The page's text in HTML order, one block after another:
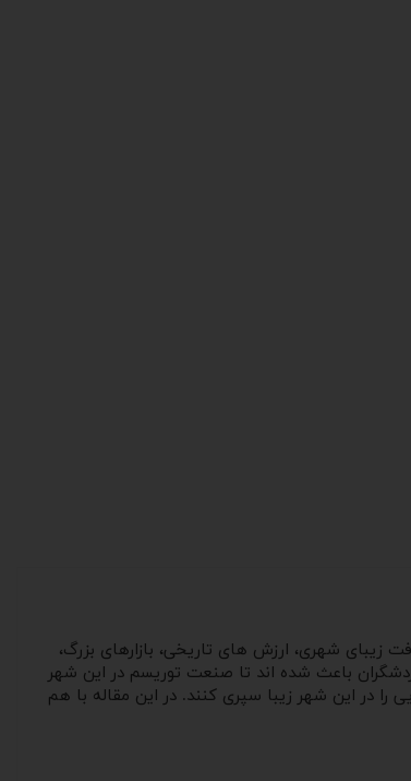
زیبای شهری، ارزش های تاریخی، بازارهای بزرگ،
باعث شده اند تا صنعت توریسم در این شهر
را در این شهر زیبا سپری کنند. در این مقاله با هم